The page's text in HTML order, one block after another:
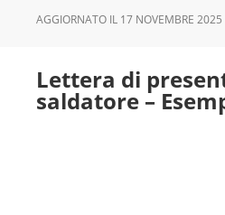
AGGIORNATO IL 17 NOVEMBRE 2025
Lettera di
saldatore –